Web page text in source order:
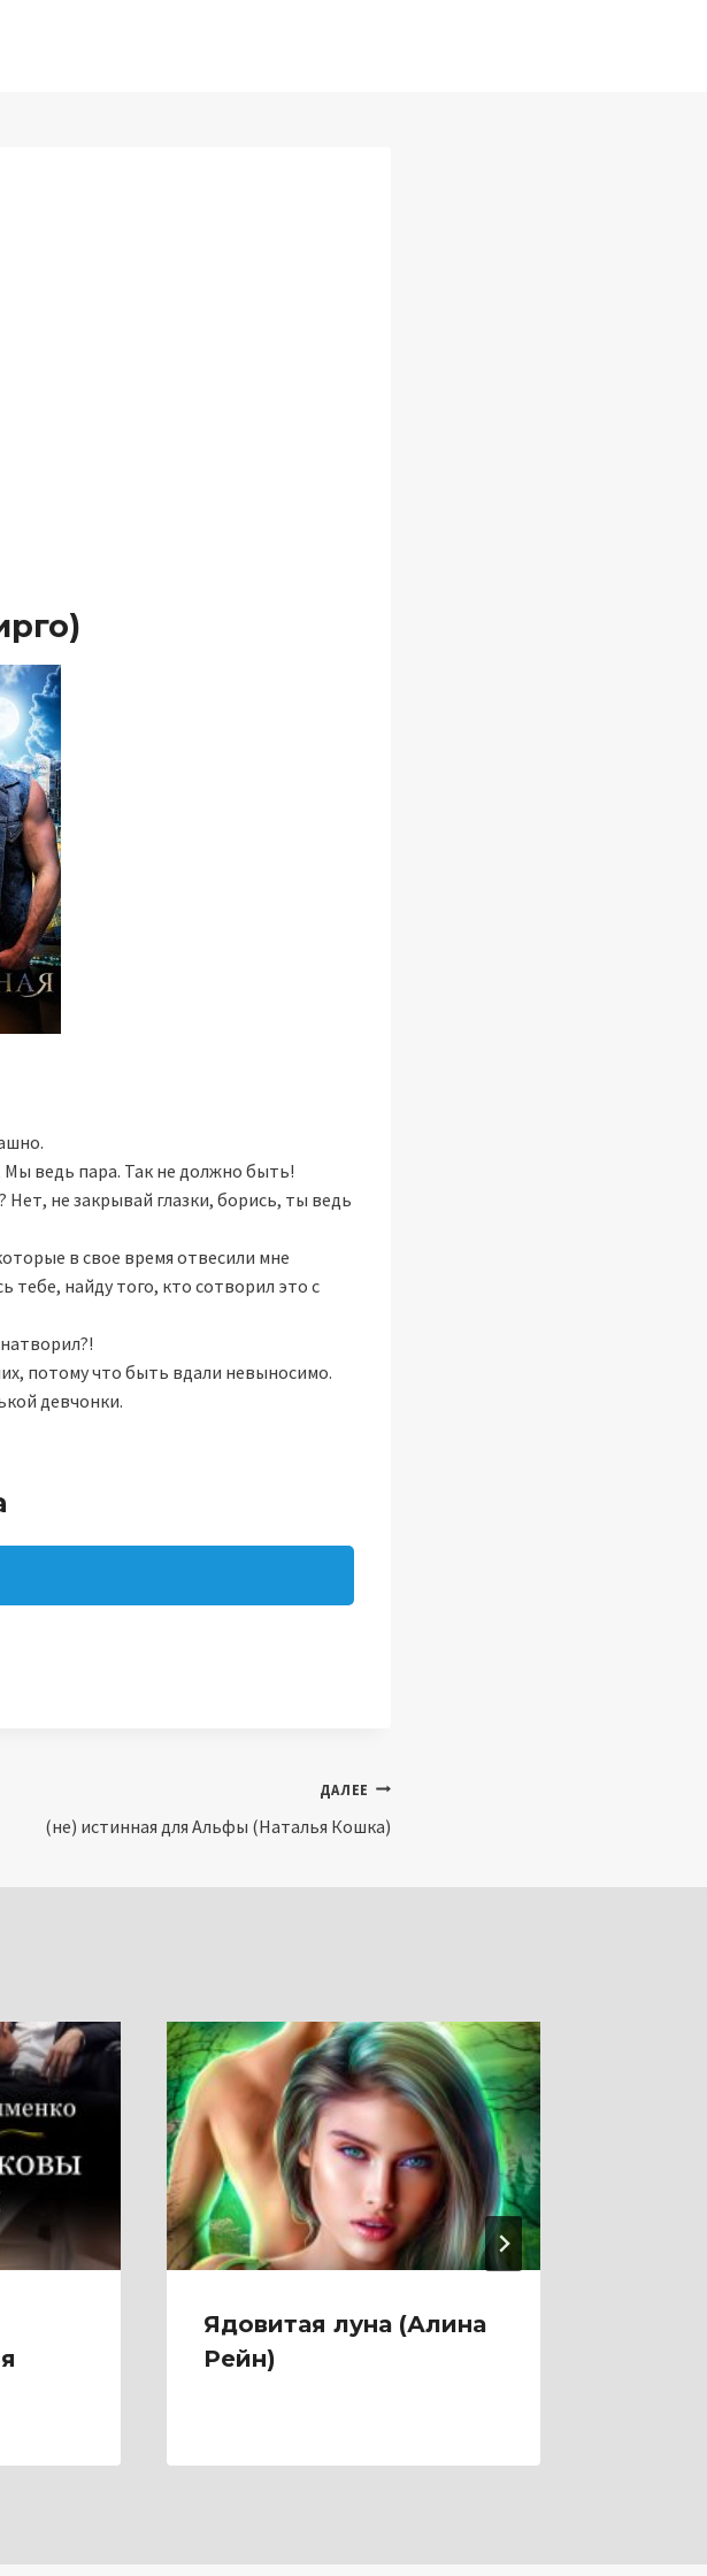
ведь пара. Так не должно быть!
не закрывай глазки, борись, ты ведь
в свое время отвесили мне
тебе, найду того, кто сотворил это с
потому что быть вдали невыносимо.
девчонки.
ДАЛЕЕ
(не) истинная для Альфы (Наталья Кошка)
Ядовитая луна (Алина
Рейн)